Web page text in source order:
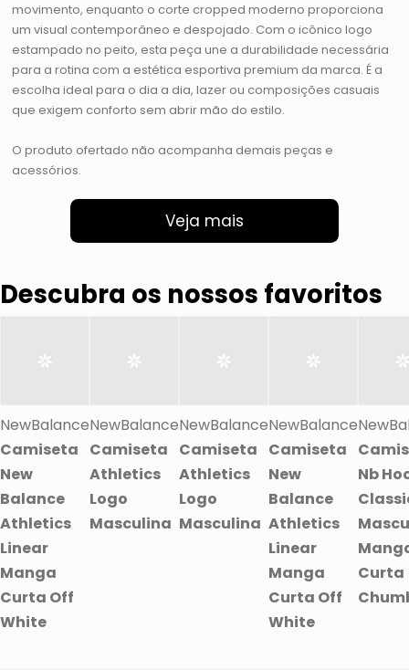
movimento, enquanto o corte cropped moderno proporciona
um visual contemporâneo e despojado. Com o icônico logo
estampado no peito, esta peça une a durabilidade necessária
para a rotina com a estética esportiva premium da marca. É a
escolha ideal para o dia a dia, lazer ou composições casuais
que exigem conforto sem abrir mão do estilo.
O produto ofertado não acompanha demais peças e
acessórios.
Veja mais
Descubra os nossos favoritos
NewBalance
Camiseta
New
Balance
Athletics
Linear
Manga
Curta Off
White
NewBalance
Camiseta
Athletics
Logo
Masculina
NewBalance
Camiseta
Athletics
Logo
Masculina
NewBalance
Camiseta
New
Balance
Athletics
Linear
Manga
Curta Off
White
Nb
Curta